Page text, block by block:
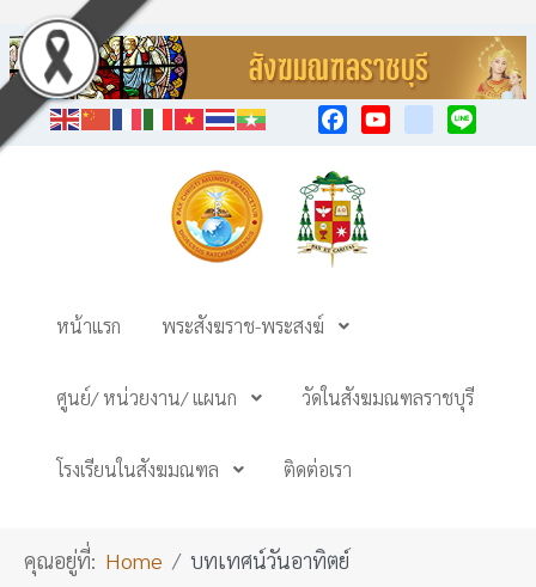
หน้าแรก พระสังฆราช-พระสงฆ์
ศูนย์/ หน่วยงาน/ แผนก วัดในสังฆมณฑลราชบุรี
โรงเรียนในสังฆมณฑล ติดต่อเรา
คุณอยู่ที่: Home บทเทศน์วันอาทิตย์